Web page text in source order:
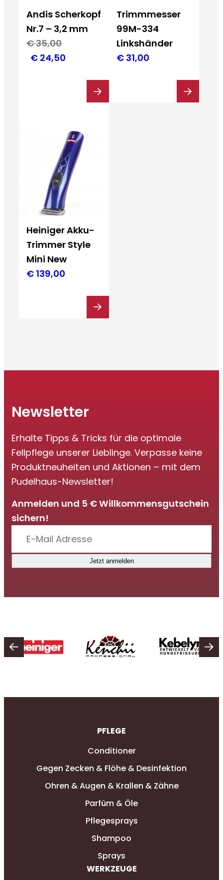
Andis Scherkopf
Nr.7 – 3,2 mm
€35,00
Ursprünglicher
€24,50Aktueller
€ 24,50.
Trimmmesser
99M-334
Linkshänder
€ 31,00
Heiniger Akku-
Trimmer Style
Mini New
€ 139,00
Newsletter
Erhalte Tipps & Tricks für die optimale
Fellpflege unserer Lieblinge. Verpasse keine
Produktneuheiten und Aktionen – mit dem
Pudelhaus-Newsletter!
Anmelden und 5 € Willkommensgutschein
sichern!
Jetzt anmelden
PFLEGE
Conditioner
Gegen Zecken & Flöhe & Desinfektion
Ohren & Augen & Krallen & Zähne
Parfüm & Öle
Pflegesprays
Shampoo
Sprays
WERKZEUGE